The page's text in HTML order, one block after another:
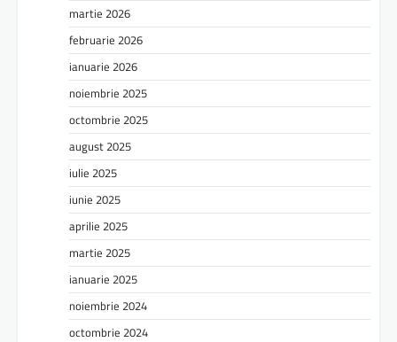
martie 2026
februarie 2026
ianuarie 2026
noiembrie 2025
octombrie 2025
august 2025
iulie 2025
iunie 2025
aprilie 2025
martie 2025
ianuarie 2025
noiembrie 2024
octombrie 2024